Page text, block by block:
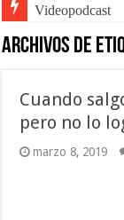
Videopodcast
Archivos de
Cuando
pero no lo
marzo 8, 2019